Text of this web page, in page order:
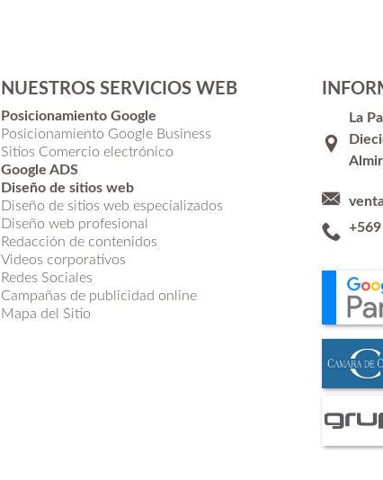
NUESTROS SERVICIOS WEB
Posicionamiento Google
Posicionamiento Google Business
Sitios Comercio electrónico
Google ADS
Diseño de sitios web
Diseño de sitios web especializados
Diseño web profesional
Redacción de contenidos
Videos corporativos
Redes Sociales
Campañas de publicidad online
Mapa del Sitio
La